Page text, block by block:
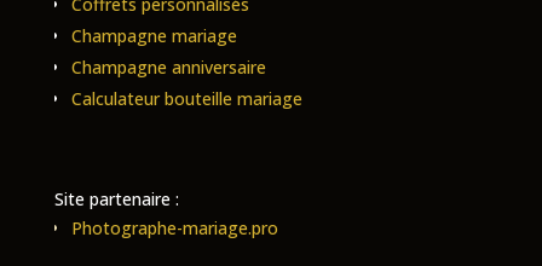
Champagne mariage
Champagne anniversaire
Calculateur bouteille mariage
Site partenaire :
Photographe-mariage.pro